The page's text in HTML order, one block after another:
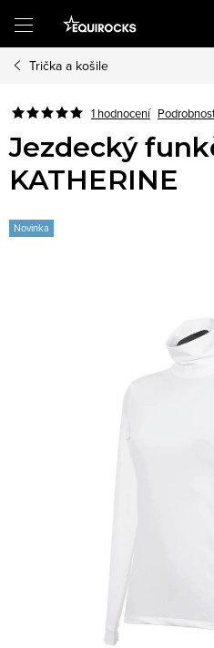
obsah
Trička a košile
1 hodnocení
Jezdecký
KATHERINE
Novinka